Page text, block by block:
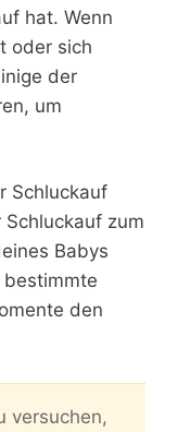
hat. Wenn
oder sich
der
um
Schluckauf
zum
Babys
den
versuchen,